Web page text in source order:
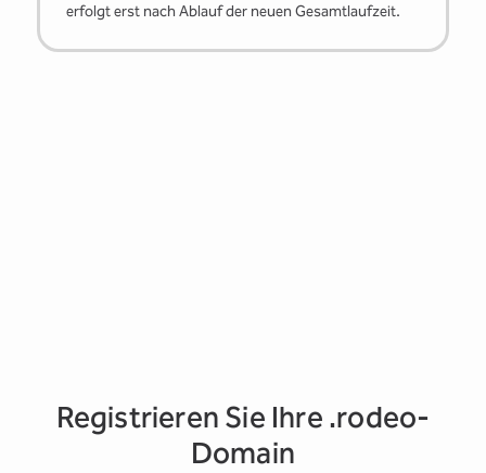
erfolgt erst nach Ablauf der neuen Gesamtlaufzeit.
Registrieren Sie Ihre .rodeo-
Domain